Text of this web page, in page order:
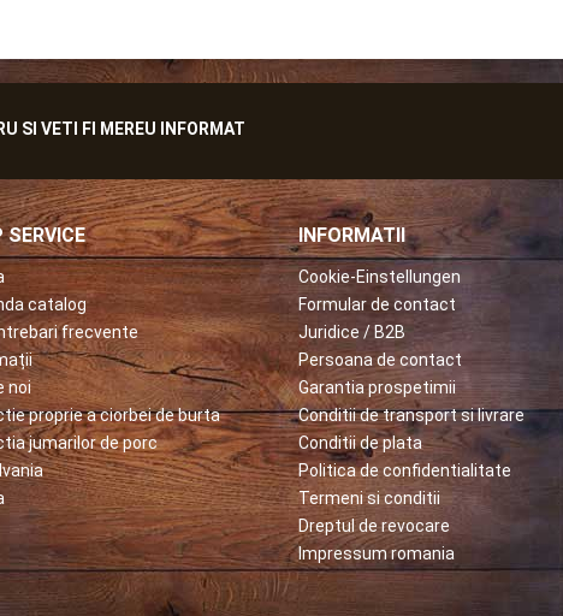
SI VETI FI MEREU INFORMAT
SERVICE
catalog
frecvente
noi
proprie a ciorbei de burta
jumarilor de porc
INFORMATII
Cookie-Einstellungen
Formular de contact
Juridice / B2B
Persoana de contact
Garantia prospetimii
Conditii de transport si livrare
Conditii de plata
Politica de confidentialitate
Termeni si conditii
Dreptul de revocare
Impressum romania